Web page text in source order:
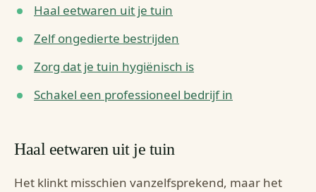
Haal eetwaren uit je tuin
Zelf ongedierte bestrijden
Zorg dat je tuin hygiënisch is
Schakel een professioneel bedrijf in
Haal eetwaren uit je tuin
Het klinkt misschien vanzelfsprekend, maar het